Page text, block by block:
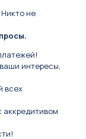
не
интересы,
всех
аккредитивом